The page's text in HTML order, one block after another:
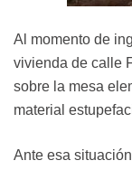
Al momento de
vivienda de calle
sobre la mesa
material
Ante esa